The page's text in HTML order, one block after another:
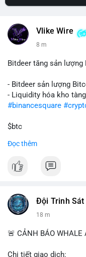
Vlike Wire
8 m
Bitdeer tăng sản
- Bitdeer sản lượng
- Liquidity hóa kho
#binancesquare
$btc
#vlikevn
📰 Nguồn: Cointelegraph
Đọc thêm
Đội Trinh Sát
18 m
🚨 CẢNH BÁO WHALE
Chi tiết giao dịch: